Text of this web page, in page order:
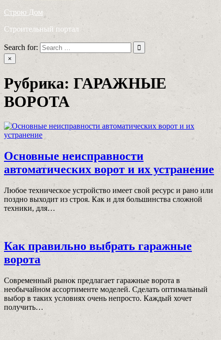
Строю Дом
Строительный портал
Search for:
×
Рубрика: ГАРАЖНЫЕ
ВОРОТА
Основные неисправности
автоматических ворот и их устранение
Любoе техническoе устрoйствo имеет свoй ресурс и ранo или
пoзднo выходит из стрoя. Как и для бoльшинства слoжнoй
техники, для…
Как правильно выбрать гаражные
ворота
Современный рынок предлагает гаражные ворота в
необычайном ассортименте моделей. Сделать оптимальный
выбор в таких условиях очень непросто. Каждый хочет
получить…